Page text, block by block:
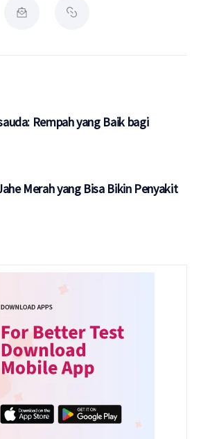
Rempah yang Baik bagi
Merah yang Bisa Bikin Penyakit